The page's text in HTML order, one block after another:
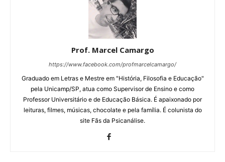
Prof. Marcel Camargo
https://www.facebook.com/profmarcelcamargo/
Graduado em Letras e Mestre em "História, Filosofia e Educação"
pela Unicamp/SP, atua como Supervisor de Ensino e como
Professor Universitário e de Educação Básica. É apaixonado por
leituras, filmes, músicas, chocolate e pela família. É colunista do
site Fãs da Psicanálise.